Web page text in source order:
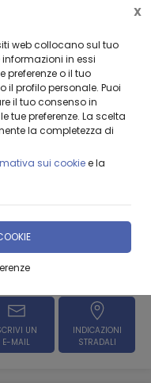
web collocano sul tuo
in essi
preferenze o il tuo
profilo personale. Puoi
il tuo consenso in
tue preferenze. La scelta
la completezza di
sui cookiee la
X
GROUP
ed accessori in pietra lavica
UN
E-MAIL
INDICAZIONI
STRADALI